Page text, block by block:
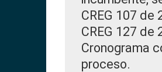
CREG 107
CREG 127 de
Cronograma
proceso.